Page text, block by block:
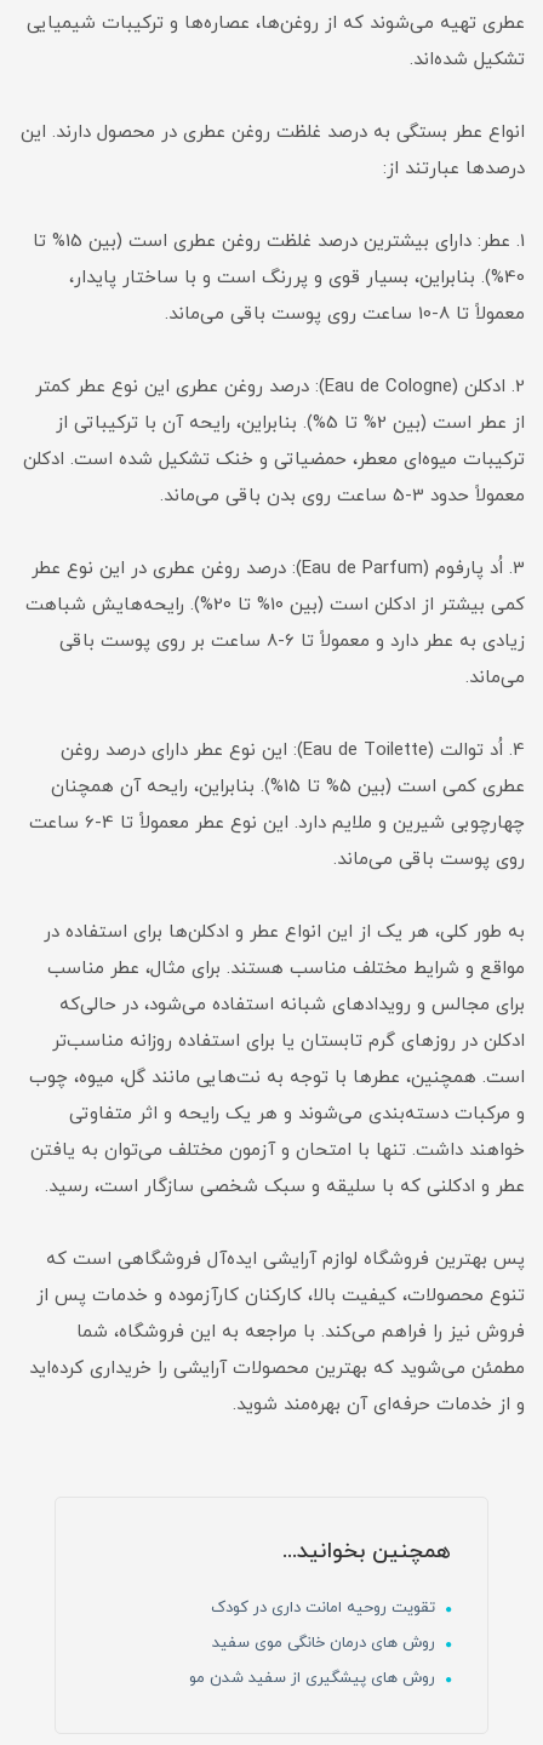
عطری تهیه می‌شوند که از روغن‌ها، عصاره‌ها و ترکیبات شیمیایی
تشکیل شده‌اند.
انواع عطر بستگی به درصد غلظت روغن عطری در محصول دارند. این
درصدها عبارتند از:
1. عطر: دارای بیشترین درصد غلظت روغن عطری است (بین 15% تا
40%). بنابراین، بسیار قوی و پررنگ است و با ساختار پایدار،
معمولاً تا 8-10 ساعت روی پوست باقی می‌ماند.
2. ادکلن (Eau de Cologne): درصد روغن عطری این نوع عطر کمتر
از عطر است (بین 2% تا 5%). بنابراین، رایحه آن با ترکیباتی از
ترکیبات میوه‌ای معطر، حمضیاتی و خنک تشکیل شده است. ادکلن
معمولاً حدود 3-5 ساعت روی بدن باقی می‌ماند.
3. اُد پارفوم (Eau de Parfum): درصد روغن عطری در این نوع عطر
کمی بیشتر از ادکلن است (بین 10% تا 20%). رایحه‌هایش شباهت
زیادی به عطر دارد و معمولاً تا 6-8 ساعت بر روی پوست باقی
می‌ماند.
4. اُد توالت (Eau de Toilette): این نوع عطر دارای درصد روغن
عطری کمی است (بین 5% تا 15%). بنابراین، رایحه آن همچنان
چهارچوبی شیرین و ملایم دارد. این نوع عطر معمولاً تا 4-6 ساعت
روی پوست باقی می‌ماند.
به طور کلی، هر یک از این انواع عطر و ادکلن‌ها برای استفاده در
مواقع و شرایط مختلف مناسب هستند. برای مثال، عطر مناسب
برای مجالس و رویدادهای شبانه استفاده می‌شود، در حالی‌که
ادکلن در روزهای گرم تابستان یا برای استفاده روزانه مناسب‌تر
است. همچنین، عطرها با توجه به نت‌هایی مانند گل، میوه، چوب
و مرکبات دسته‌بندی می‌شوند و هر یک رایحه و اثر متفاوتی
خواهند داشت. تنها با امتحان و آزمون مختلف می‌توان به یافتن
عطر و ادکلنی که با سلیقه و سبک شخصی سازگار است، رسید.
پس بهترین فروشگاه لوازم آرایشی ایده‌آل فروشگاهی است که
تنوع محصولات، کیفیت بالا، کارکنان کارآزموده و خدمات پس از
فروش نیز را فراهم می‌کند. با مراجعه به این فروشگاه، شما
مطمئن می‌شوید که بهترین محصولات آرایشی را خریداری کرده‌اید
و از خدمات حرفه‌ای آن بهره‌مند شوید.
همچنین بخوانید...
تقویت روحیه امانت داری در کودک
روش های درمان خانگی موی سفید
روش های پیشگیری از سفید شدن مو